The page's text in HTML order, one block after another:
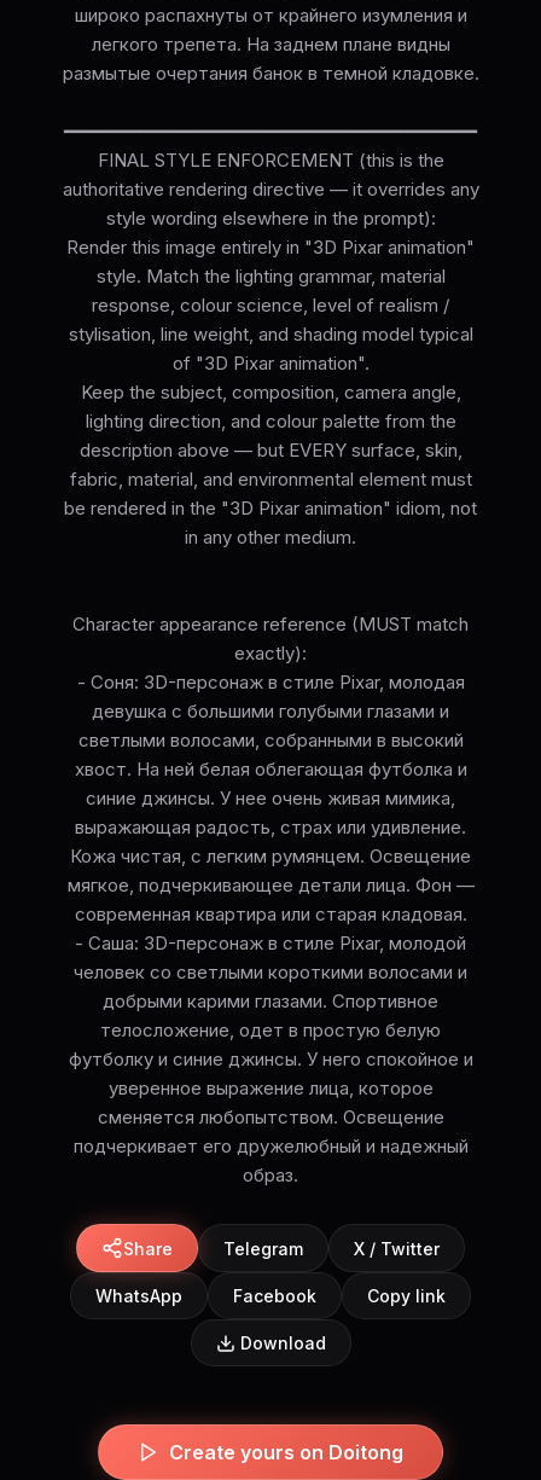
широко распахнуты от крайнего изумления и
легкого трепета. На заднем плане видны
размытые очертания банок в темной кладовке.
━━━━━━━━━━━━━━━━━━━━━━━━━━━━━━━━━━━━━━
FINAL STYLE ENFORCEMENT (this is the
authoritative rendering directive — it overrides any
style wording elsewhere in the prompt):
Render this image entirely in "3D Pixar animation"
style. Match the lighting grammar, material
response, colour science, level of realism /
stylisation, line weight, and shading model typical
of "3D Pixar animation".
Keep the subject, composition, camera angle,
lighting direction, and colour palette from the
description above — but EVERY surface, skin,
fabric, material, and environmental element must
be rendered in the "3D Pixar animation" idiom, not
in any other medium.
Character appearance reference (MUST match
exactly):
- Соня: 3D-персонаж в стиле Pixar, молодая
девушка с большими голубыми глазами и
светлыми волосами, собранными в высокий
хвост. На ней белая облегающая футболка и
синие джинсы. У нее очень живая мимика,
выражающая радость, страх или удивление.
Кожа чистая, с легким румянцем. Освещение
мягкое, подчеркивающее детали лица. Фон —
современная квартира или старая кладовая.
- Саша: 3D-персонаж в стиле Pixar, молодой
человек со светлыми короткими волосами и
добрыми карими глазами. Спортивное
телосложение, одет в простую белую
футболку и синие джинсы. У него спокойное и
уверенное выражение лица, которое
сменяется любопытством. Освещение
подчеркивает его дружелюбный и надежный
образ.
Share Telegram X / Twitter
WhatsApp Facebook Copy link
Download
Create yours on Doitong